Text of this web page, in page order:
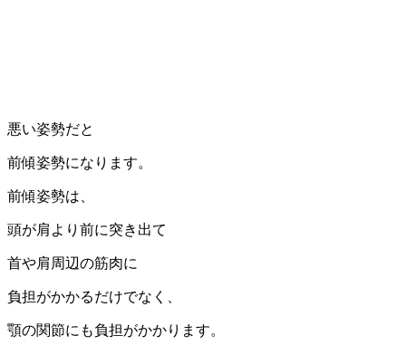
悪い姿勢だと
前傾姿勢になります。
前傾姿勢は、
頭が肩より前に突き出て
首や肩周辺の筋肉に
負担がかかるだけでなく、
顎の関節にも負担がかかります。